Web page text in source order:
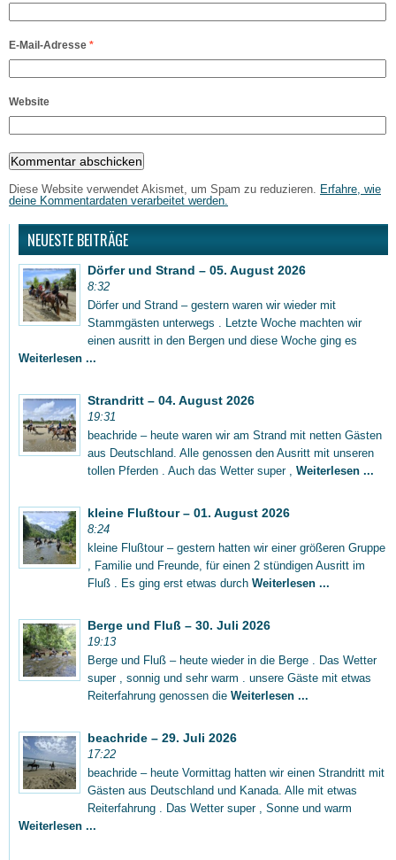
E-Mail-Adresse *
Website
Diese Website verwendet Akismet, um Spam zu reduzieren. Erfahre, wie
deine Kommentardaten verarbeitet werden.
NEUESTE BEITRÄGE
Dörfer und Strand – 05. August 2026
8:32
Dörfer und Strand – gestern waren wir wieder mit
Stammgästen unterwegs . Letzte Woche machten wir
einen ausritt in den Bergen und diese Woche ging es
Weiterlesen ...
Strandritt – 04. August 2026
19:31
beachride – heute waren wir am Strand mit netten Gästen
aus Deutschland. Alle genossen den Ausritt mit unseren
tollen Pferden . Auch das Wetter super , Weiterlesen ...
kleine Flußtour – 01. August 2026
8:24
kleine Flußtour – gestern hatten wir einer größeren Gruppe
, Familie und Freunde, für einen 2 stündigen Ausritt im
Fluß . Es ging erst etwas durch Weiterlesen ...
Berge und Fluß – 30. Juli 2026
19:13
Berge und Fluß – heute wieder in die Berge . Das Wetter
super , sonnig und sehr warm . unsere Gäste mit etwas
Reiterfahrung genossen die Weiterlesen ...
beachride – 29. Juli 2026
17:22
beachride – heute Vormittag hatten wir einen Strandritt mit
Gästen aus Deutschland und Kanada. Alle mit etwas
Reiterfahrung . Das Wetter super , Sonne und warm
Weiterlesen ...